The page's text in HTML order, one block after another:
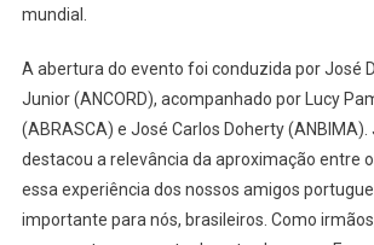
mundial.
A abertura do evento foi conduzida por José
Junior (ANCORD), acompanhado por Lucy
(ABRASCA) e José Carlos Doherty (ANBIMA).
destacou a relevância da aproximação entre
essa experiência dos nossos amigos
importante para nós, brasileiros. Como